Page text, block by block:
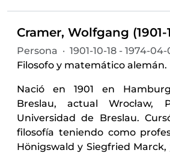
Cramer, Wolfgang (1901-
Persona · 1901-10-18 - 1974-
Filosofo y matemático alemán.
Nació en 1901 en
Breslau, actual Wrocław,
Universidad de Breslau.
filosofía teniendo como
Hönigswald y Siegfried